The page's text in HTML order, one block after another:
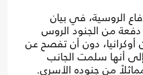
الروسية، في بيان
من الجنود الروس
دون أن تفصح عن
أنها سلمت الجانب
من جنوده الأسرى.